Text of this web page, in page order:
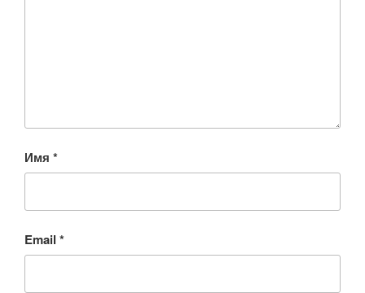
Имя *
Email *